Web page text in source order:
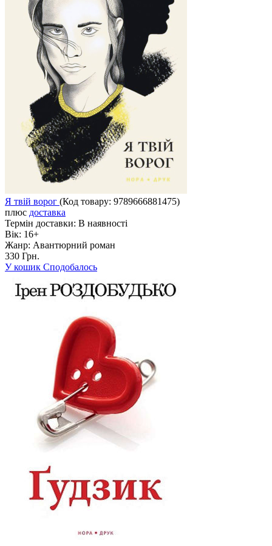
Я твій ворог (Код товару: 9789666881475)
плюс доставка
Термін доставки: В наявності
Вік: 16+
Жанр: Авантюрний роман
330 Грн.
У кошик Сподобалось